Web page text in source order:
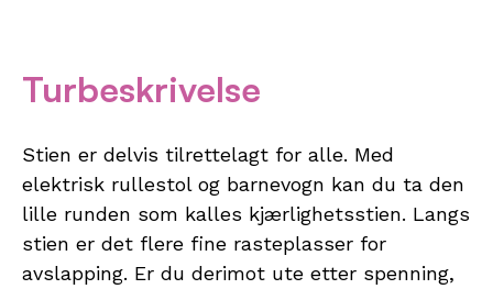
Turbeskrivelse
Stien er delvis tilrettelagt for alle. Med
elektrisk rullestol og barnevogn kan du ta den
lille runden som kalles kjærlighetsstien. Langs
stien er det flere fine rasteplasser for
avslapping. Er du derimot ute etter spenning,